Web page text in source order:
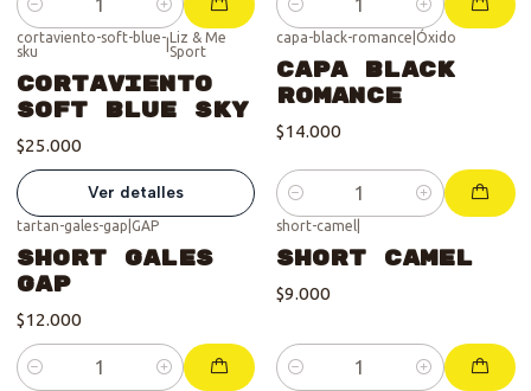
Cantidad Cantidad
cortaviento-soft-blue-
sku
Liz & Me
Sport
Cortaviento
Soft Blue Sky
$25.000
Ver detalles
capa-black-romance Óxido
Capa Black
Romance
$14.000
Cantidad
tartan-gales-gap GAP
Short Gales
GAP
$12.000
Cantidad
short-camel
Short camel
$9.000
Cantidad